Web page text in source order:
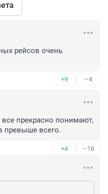
рейсов очень
+9 –4
прекрасно понимают,
превыше всего.
+4 –18